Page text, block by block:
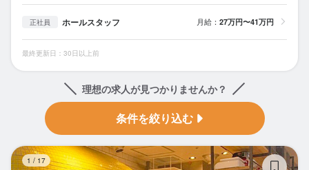
正社員 ホールスタッフ 月給： 27万円〜41万円
最終更新日：30日以上前
理想の求人が見つかりませんか？
条件を絞り込む
1 / 17